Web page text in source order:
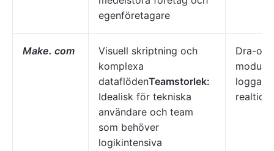
egenföretagare
Make. com
Visuell skriptning och
komplexa
dataflödenTeamstorlek:
Idealisk för tekniska
användare och team
som behöver
logikintensiva
Dra-
loggar